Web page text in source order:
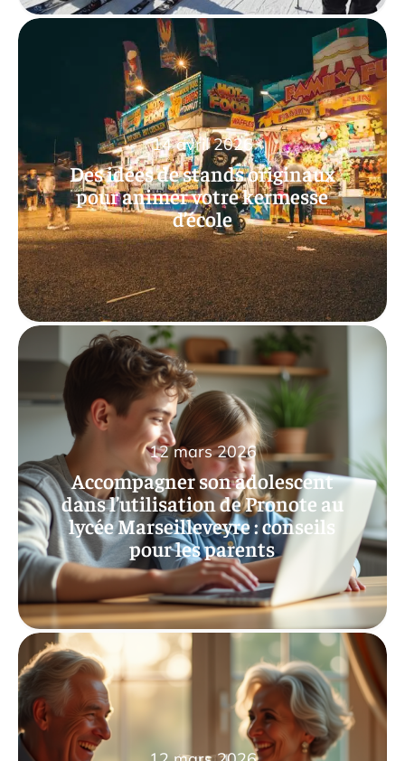
Des idées de stands originaux
pour animer votre kermesse
d’école
14 avril 2026
Accompagner son adolescent
dans l’utilisation de Pronote au
lycée Marseilleveyre : conseils
pour les parents
12 mars 2026